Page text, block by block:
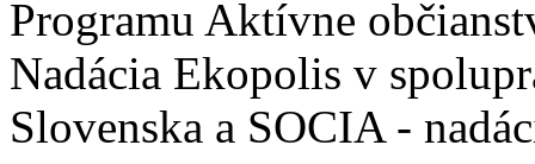
Programu Aktívne
Nadácia Ekopolis v
Slovenska a SOCIA -